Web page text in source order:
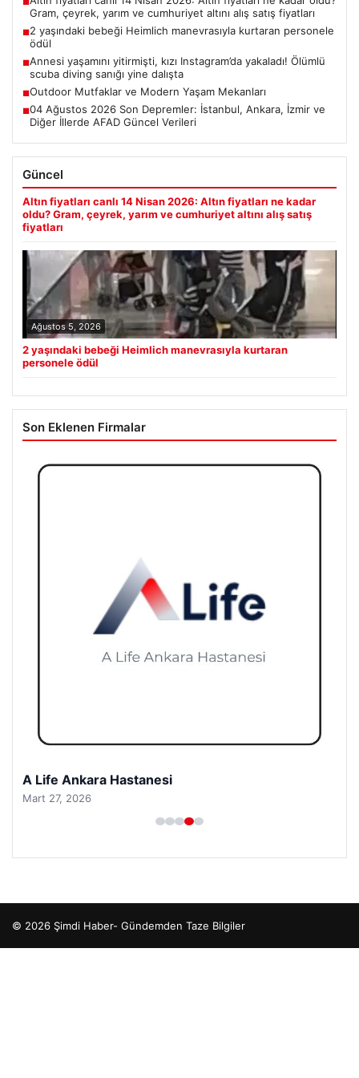
Gram, çeyrek, yarım ve cumhuriyet altını alış satış fiyatları
■2 yaşındaki bebeği Heimlich manevrasıyla kurtaran personele
ödül
■Annesi yaşamını yitirmişti, kızı Instagram’da yakaladı! Ölümlü
scuba diving sanığı yine dalışta
■Outdoor Mutfaklar ve Modern Yaşam Mekanları
■04 Ağustos 2026 Son Depremler: İstanbul, Ankara, İzmir ve
Diğer İllerde AFAD Güncel Verileri
Güncel
Altın fiyatları canlı 14 Nisan 2026: Altın fiyatları ne kadar
oldu? Gram, çeyrek, yarım ve cumhuriyet altını alış satış
fiyatları
Ağustos 5, 2026
2 yaşındaki bebeği Heimlich manevrasıyla kurtaran
personele ödül
Son Eklenen Firmalar
A Life Ankara Hastanesi
Mart 27, 2026
© 2026 Şimdi Haber- Gündemden Taze Bilgiler